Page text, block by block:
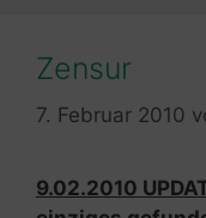
Zensur
7. Februar 2010
9.02.2010